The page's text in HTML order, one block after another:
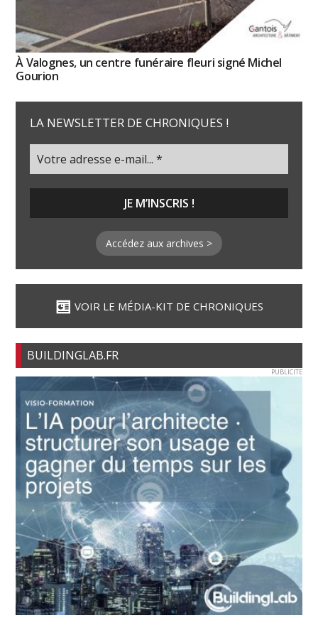
À Valognes, un centre funéraire fleuri signé Michel
Gourion
LA NEWSLETTER DE CHRONIQUES !
Accédez aux archives >
VOIR LE MÉDIA-KIT DE CHRONIQUES
BUILDINGLAB.FR
PUBLICITE